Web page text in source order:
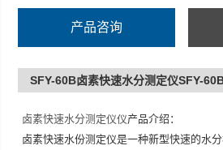
产品咨询
SFY-60B卤素快速水分测定仪SFY-
卤素快速水分测定仪仪产品介绍：
卤素快速水份测定仪是一种新型快速的水